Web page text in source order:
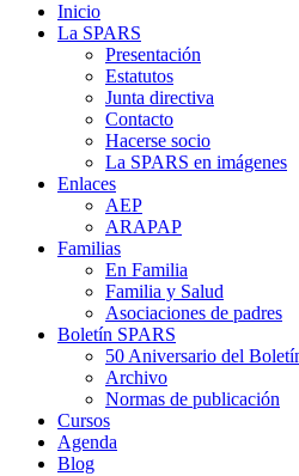
Inicio
La SPARS
Presentación
Estatutos
Junta directiva
Contacto
Hacerse socio
La SPARS en imágenes
Enlaces
AEP
ARAPAP
Familias
En Familia
Familia y Salud
Asociaciones de padres
Boletín SPARS
50 Aniversario del
Archivo
Normas de publicación
Cursos
Agenda
Blog